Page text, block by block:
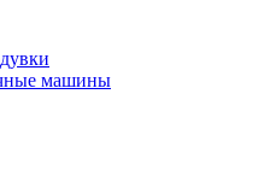
машины